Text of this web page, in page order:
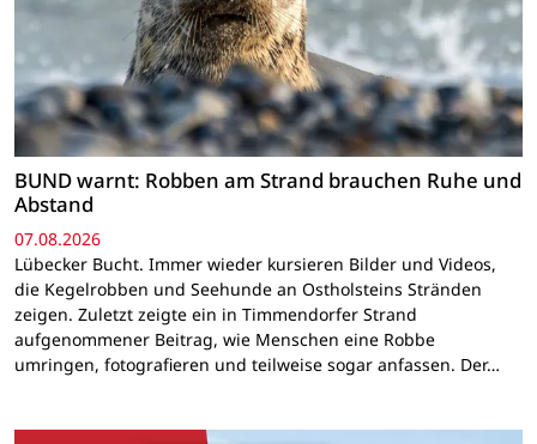
BUND warnt: Robben am Strand brauchen Ruhe und
Abstand
07.08.2026
Lübecker Bucht. Immer wieder kursieren Bilder und Videos,
die Kegelrobben und Seehunde an Ostholsteins Stränden
zeigen. Zuletzt zeigte ein in Timmendorfer Strand
aufgenommener Beitrag, wie Menschen eine Robbe
umringen, fotografieren und teilweise sogar anfassen. Der…